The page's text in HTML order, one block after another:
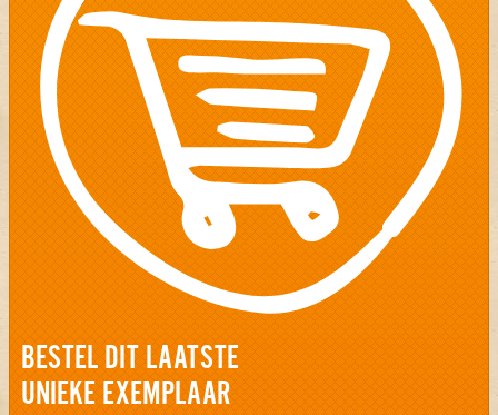
BESTEL DIT LAATSTE
UNIEKE EXEMPLAAR